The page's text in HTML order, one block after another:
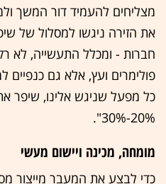
מצליחים להעמיד דור המשך
חברות - ומכלל התעשייה, לא
פולימרים ועץ, אלא גם כנפיים
כל מפעל שניגש אלינו, שיפר
20%-30%".
מומחה, מכינה ויישום מעשי
כדי לבצע את המעבר מייצור